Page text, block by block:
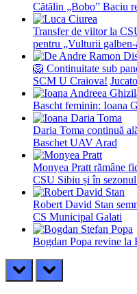
Cătălin „Bobo” Baciu
Transfer de viitor la
pentru „Vulturii galben-
🦁 Continuitate sub
SCM U Craiova!
Bascht feminin: Ioana
Daria Toma continuă
Baschet UAV Arad
Monyea Pratt rămâne
CSU Sibiu și în
Robert David Stan
CS Municipal Galati
Bogdan Popa revine la
prev next